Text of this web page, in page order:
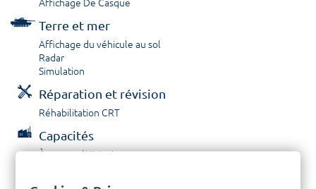
Terre et mer
Affichage du véhicule au sol
Radar
Simulation
Réparation et révision
Réhabilitation CRT
Capacités
À propos / Historique